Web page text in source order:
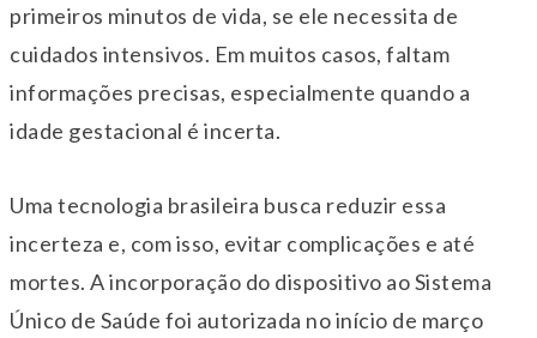
primeiros minutos de vida, se ele necessita de
cuidados intensivos. Em muitos casos, faltam
informações precisas, especialmente quando a
idade gestacional é incerta.
Uma tecnologia brasileira busca reduzir essa
incerteza e, com isso, evitar complicações e até
mortes. A incorporação do dispositivo ao Sistema
Único de Saúde foi autorizada no início de março